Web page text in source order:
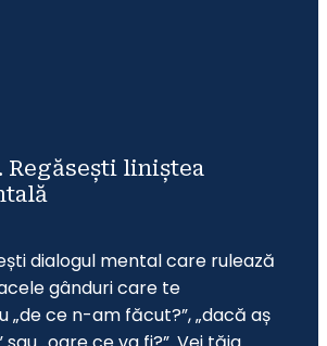
dialogul mental care rulează
gânduri care te
„de ce n-am făcut?”, „dacă aș
Regăsești liniștea